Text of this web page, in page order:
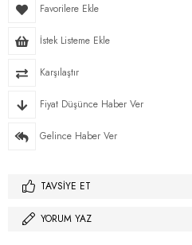
Favorilere Ekle
İstek Listeme Ekle
Karşılaştır
Fiyat Düşünce Haber Ver
Gelince Haber Ver
TAVSIYE ET
YORUM YAZ